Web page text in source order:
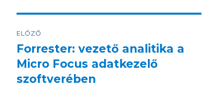
navigáció
ELŐZŐ
Korábbi
bejegyzés:
Forrester: vezető analitika a
Micro Focus adatkezelő
szoftverében